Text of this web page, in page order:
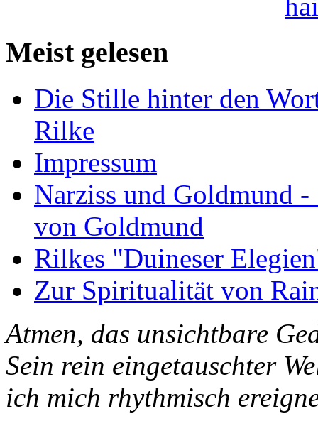
Meist gelesen
Die Stille hinter den
Rilke
Impressum
Narziss und Goldmund
von Goldmund
Rilkes "Duineser
Zur Spiritualität von
Atmen, das unsichtbare
Sein rein eingetauschter
ich mich rhythmisch